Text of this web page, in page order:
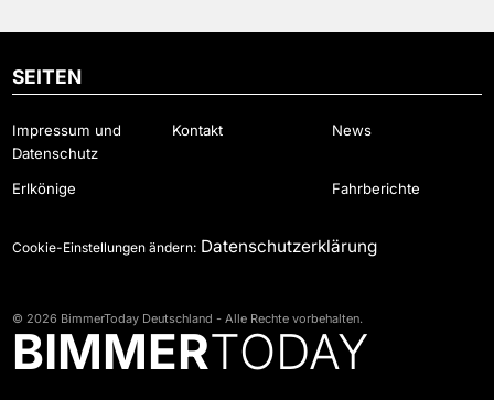
SEITEN
Impressum und
Datenschutz
Kontakt News
Erlkönige Fahrberichte
Cookie-Einstellungen ändern: Datenschutzerklärung
© 2026 BimmerToday Deutschland - Alle Rechte vorbehalten.
BIMMERTODAY